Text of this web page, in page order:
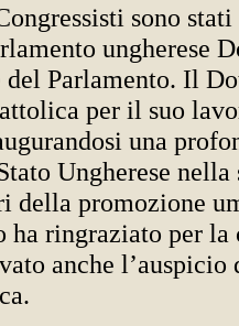
sono
ungherese
del Parlamento. Il
per il suo
una
Ungherese nella
della promozione
ha ringraziato per la
anche l’auspicio